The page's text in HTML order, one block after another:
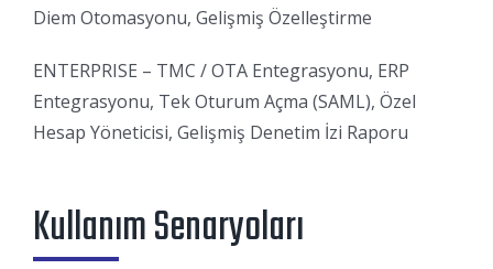
Diem Otomasyonu, Gelişmiş Özelleştirme
ENTERPRISE – TMC / OTA Entegrasyonu, ERP
Entegrasyonu, Tek Oturum Açma (SAML), Özel
Hesap Yöneticisi, Gelişmiş Denetim İzi Raporu
Kullanım Senaryoları